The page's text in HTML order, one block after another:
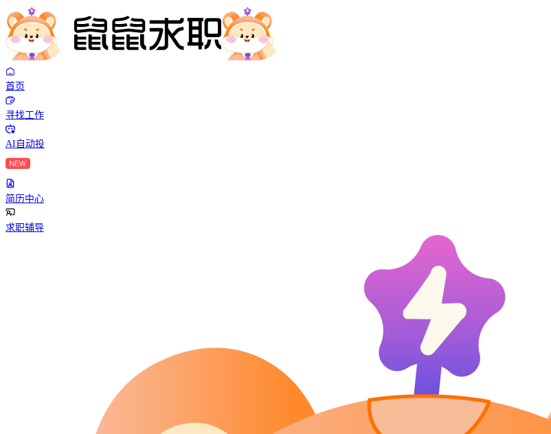
首页
寻找工作
AI自动投
简历中心
求职辅导